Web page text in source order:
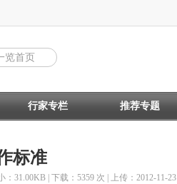
览首页
行家专栏 推荐专题
标准
：31.00KB | 下载：5359 次 | 上传：2012-11-23